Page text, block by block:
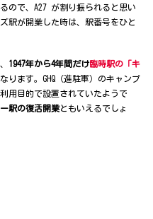
ので、A27 が割り振られると思い
駅が開業した時は、駅番号をひと
1947年から4年間だけ臨時駅の「キ
ります。GHQ（進駐軍）のキャンプ
用目的で設置されていたようで
駅の復活開業ともいえるでしょ